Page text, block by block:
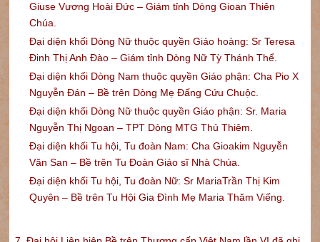
Giuse Vương Hoài Đức – Giám tỉnh Dòng Gioan Thiên
Chúa.
Đại diện khối Dòng Nữ thuộc quyền Giáo hoàng: Sr Teresa
Đinh Thị Anh Đào – Giám tỉnh Dòng Nữ Tỳ Thánh Thể.
Đại diện khối Dòng Nam thuộc quyền Giáo phận: Cha Pio X
Nguyễn Đán – Bề trên Dòng Mẹ Đấng Cứu Chuộc.
Đại diện khối Dòng Nữ thuộc quyền Giáo phận: Sr. Maria
Nguyễn Thị Ngoan – TPT Dòng MTG Thủ Thiêm.
Đại diện khối Tu hội, Tu đoàn Nam: Cha Gioakim Nguyễn
Văn San – Bề trên Tu Đoàn Giáo sĩ Nhà Chúa.
Đại diện khối Tu hội, Tu đoàn Nữ: Sr MariaTrần Thị Kim
Quyên – Bề trên Tu Hội Gia Đình Mẹ Maria Thăm Viếng.